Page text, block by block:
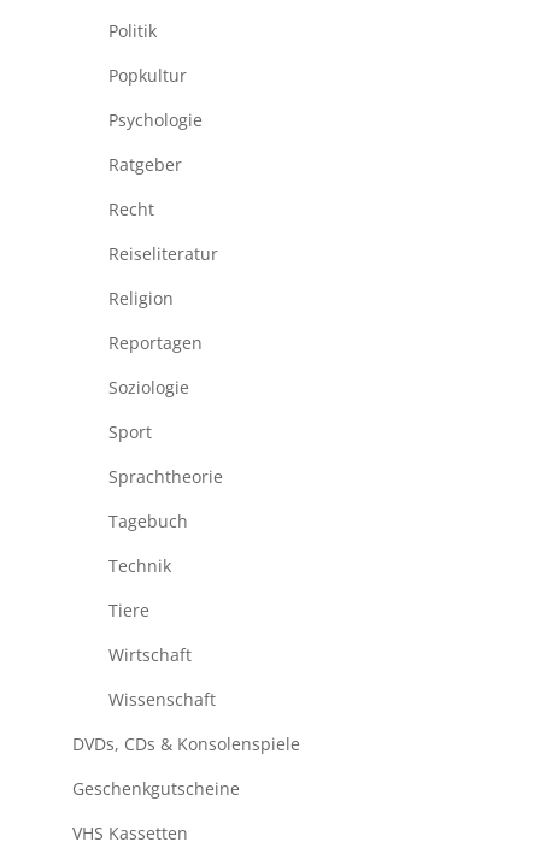
Politik
Popkultur
Psychologie
Ratgeber
Recht
Reiseliteratur
Religion
Reportagen
Soziologie
Sport
Sprachtheorie
Tagebuch
Technik
Tiere
Wirtschaft
Wissenschaft
DVDs, CDs & Konsolenspiele
Geschenkgutscheine
VHS Kassetten